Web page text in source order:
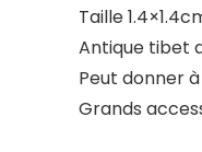
Taille
Antique tibet
Peut donner
Grands